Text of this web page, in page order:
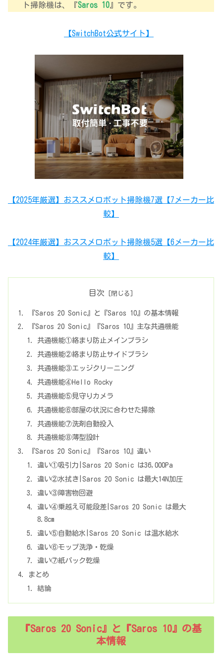
ト掃除機は、『Saros 10 』です。
【SwitchBot公式サイト】
【2025年厳選】おススメロボット掃除機7選【7メーカー比
較】
【2024年厳選】おススメロボット掃除機5選【6メーカー比
較】
目次
『Saros 20 Sonic』と『Saros 10』の基本情報
『Saros 20 Sonic』『Saros 10』主な共通機能
共通機能①絡まり防止メインブラシ
共通機能②絡まり防止サイドブラシ
共通機能③エッジクリーニング
共通機能④Hello Rocky
共通機能⑤見守りカメラ
共通機能⑥部屋の状況に合わせた掃除
共通機能⑦洗剤自動投入
共通機能⑧薄型設計
『Saros 20 Sonic』『Saros 10』違い
違い①吸引力|Saros 20 Sonic は36,000Pa
違い②水拭き|Saros 20 Sonic は最大14N加圧
違い③障害物回避
違い④乗越え可能段差|Saros 20 Sonic は最大
8.8cm
違い⑤自動給水|Saros 20 Sonic は温水給水
違い⑥モップ洗浄・乾燥
違い⑦紙パック乾燥
まとめ
結論
『Saros 20 Sonic』と『Saros 10』の基
本情報